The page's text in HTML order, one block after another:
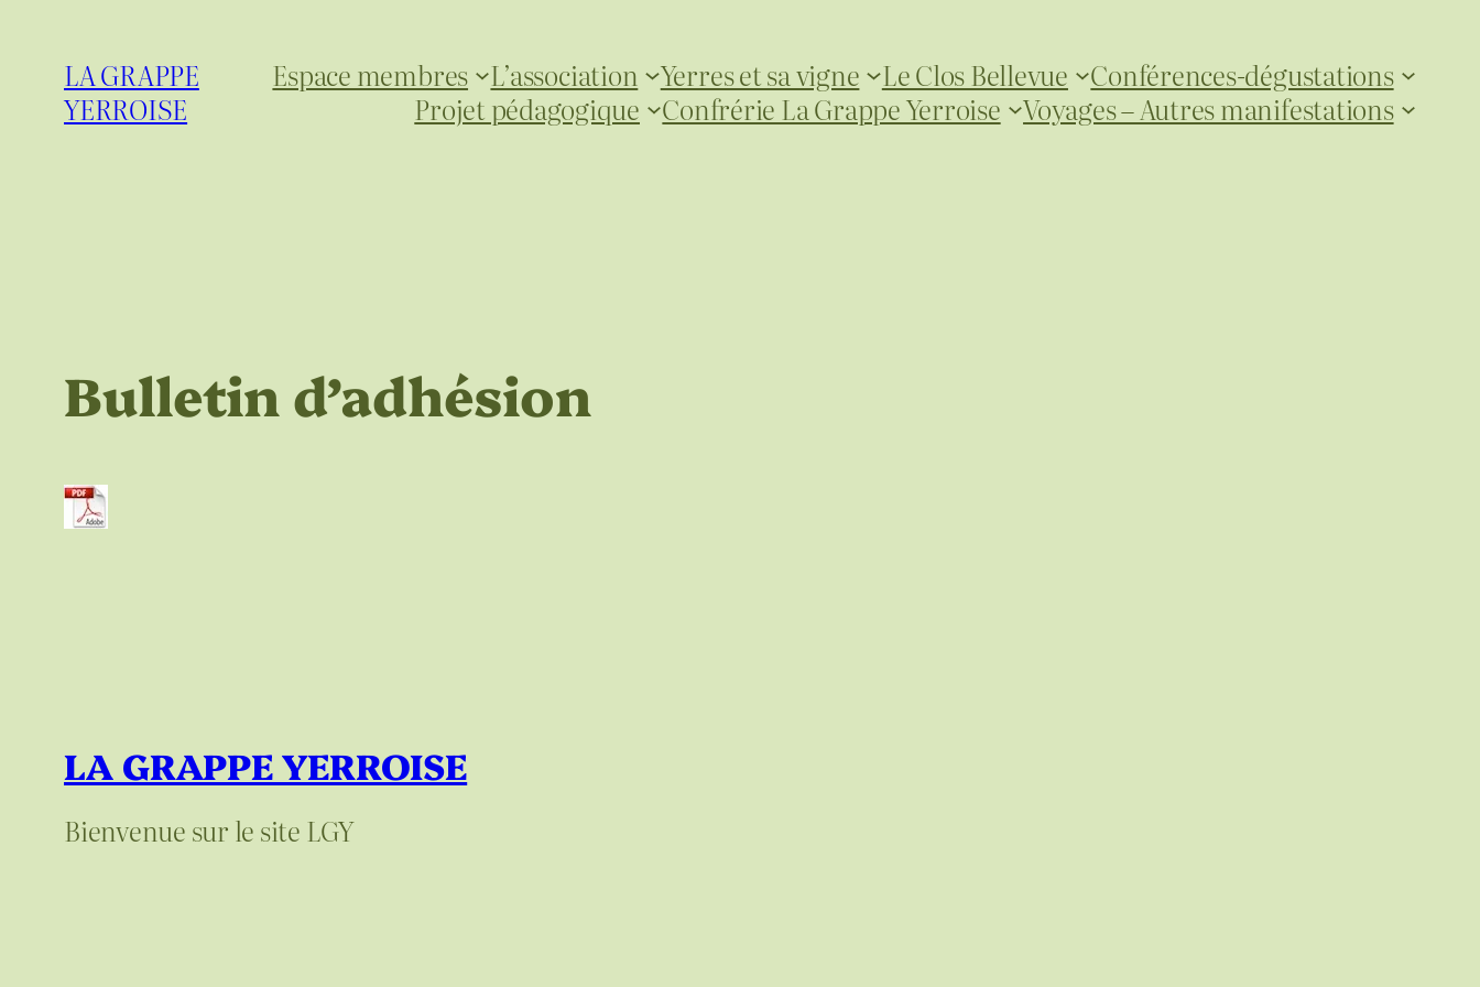
contenuLA GRAPPE
YERROISE
Espace membres L’association Yerres et sa vigne Le Clos Bellevue
Conférences-dégustations
Projet pédagogique
Confrérie La Grappe Yerroise Voyages – Autres manifestations
Bulletin d’adhésion
LA GRAPPE YERROISE
Bienvenue sur le site LGY